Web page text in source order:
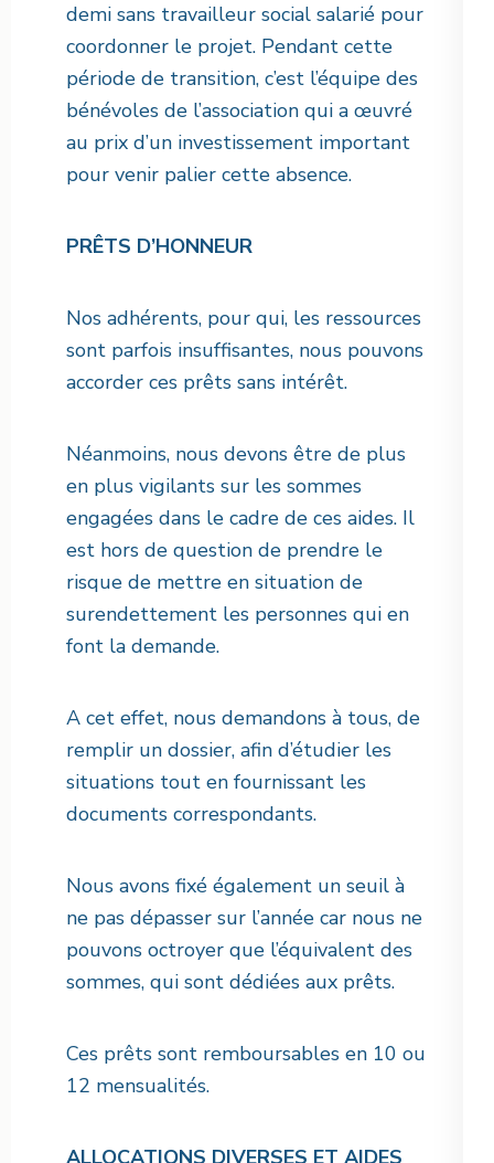
demi sans travailleur social salarié pour
coordonner le projet. Pendant cette
période de transition, c’est l’équipe des
bénévoles de l’association qui a œuvré
au prix d’un investissement important
pour venir palier cette absence.
PRÊTS D’HONNEUR
Nos adhérents, pour qui, les ressources
sont parfois insuffisantes, nous pouvons
accorder ces prêts sans intérêt.
Néanmoins, nous devons être de plus
en plus vigilants sur les sommes
engagées dans le cadre de ces aides. Il
est hors de question de prendre le
risque de mettre en situation de
surendettement les personnes qui en
font la demande.
A cet effet, nous demandons à tous, de
remplir un dossier, afin d’étudier les
situations tout en fournissant les
documents correspondants.
Nous avons fixé également un seuil à
ne pas dépasser sur l’année car nous ne
pouvons octroyer que l’équivalent des
sommes, qui sont dédiées aux prêts.
Ces prêts sont remboursables en 10 ou
12 mensualités.
ALLOCATIONS DIVERSES ET AIDES